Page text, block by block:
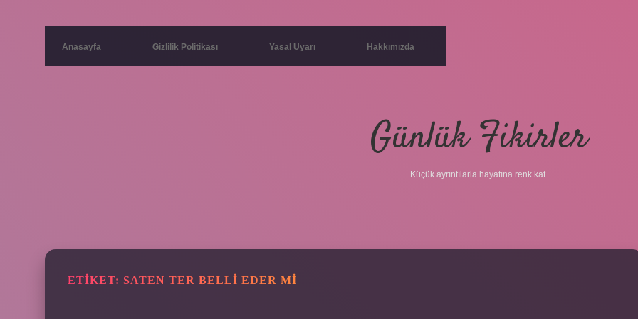
Anasayfa Gizlilik Politikası Yasal Uyarı Hakkımızda
Günlük Fikirler
Küçük ayrıntılarla hayatına renk kat.
ETIKET: SATEN TER BELLI EDER MI